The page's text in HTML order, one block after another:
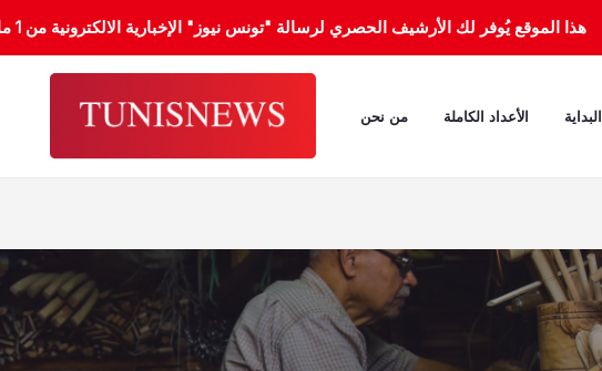
هذا الموقع يُوفر لك الأرشيف الحصري لرسالة "تونس نيوز" الإخبارية الالكترونية من 1 ماي 2000 إلى 31 جانفي 2012.
البداية الأعداد الكاملة من نحن